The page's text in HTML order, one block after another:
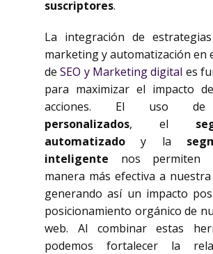
suscriptores.
La integración de
marketing y automatización en
deSEO y Marketing digital es
para maximizar el impacto
acciones. El uso
personalizados, el
automatizado y la
inteligente nos permiten
manera más efectiva a nuestra
generando así un impacto
posicionamiento orgánico de
web. Al combinar estas
podemos fortalecer la